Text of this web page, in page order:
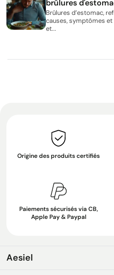
brûlures
Brûlures d’estomac,
causes, symptômes
et...
Origine des produits certifiés
Paiements sécurisés via CB,
Apple Pay & Paypal
Aesiel